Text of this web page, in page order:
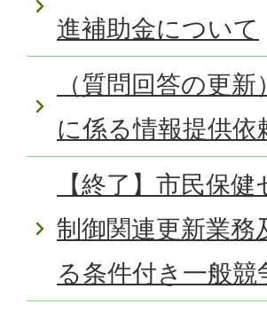
進補助金について
（質問回答の更
に係る情報提供依
【終了】市民保
制御関連更新業務
る条件付き一般競